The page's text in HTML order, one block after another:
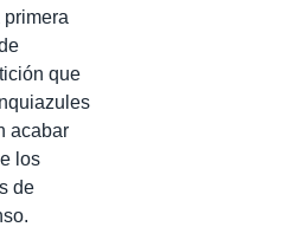
que
acabar
los
de